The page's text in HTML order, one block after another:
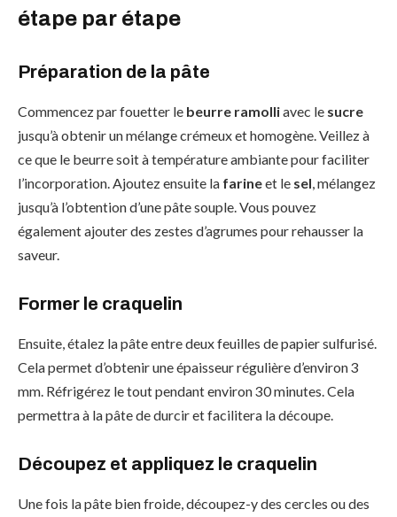
étape par étape
Préparation de la pâte
Commencez par fouetter le beurre ramolliavec le sucre
jusqu’à obtenir un mélange crémeux et homogène. Veillez à
ce que le beurre soit à température ambiante pour faciliter
l’incorporation. Ajoutez ensuite la farineet le sel , mélangez
jusqu’à l’obtention d’une pâte souple. Vous pouvez
également ajouter des zestes d’agrumes pour rehausser la
saveur.
Former le craquelin
Ensuite, étalez la pâte entre deux feuilles de papier sulfurisé.
Cela permet d’obtenir une épaisseur régulière d’environ 3
mm. Réfrigérez le tout pendant environ 30 minutes. Cela
permettra à la pâte de durcir et facilitera la découpe.
Découpez et appliquez le craquelin
Une fois la pâte bien froide, découpez-y des cercles ou des